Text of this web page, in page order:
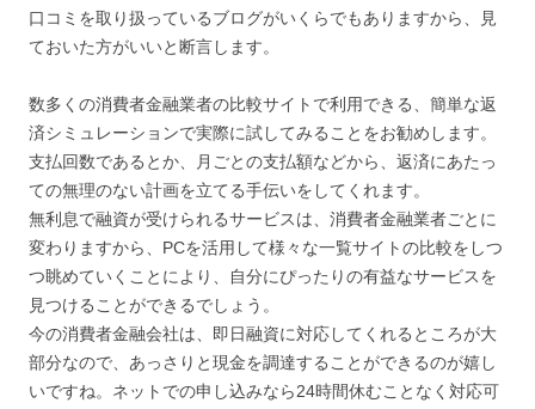
口コミを取り扱っているブログがいくらでもありますから、見
ておいた方がいいと断言します。
数多くの消費者金融業者の比較サイトで利用できる、簡単な返
済シミュレーションで実際に試してみることをお勧めします。
支払回数であるとか、月ごとの支払額などから、返済にあたっ
ての無理のない計画を立てる手伝いをしてくれます。
無利息で融資が受けられるサービスは、消費者金融業者ごとに
変わりますから、PCを活用して様々な一覧サイトの比較をしつ
つ眺めていくことにより、自分にぴったりの有益なサービスを
見つけることができるでしょう。
今の消費者金融会社は、即日融資に対応してくれるところが大
部分なので、あっさりと現金を調達することができるのが嬉し
いですね。ネットでの申し込みなら24時間休むことなく対応可